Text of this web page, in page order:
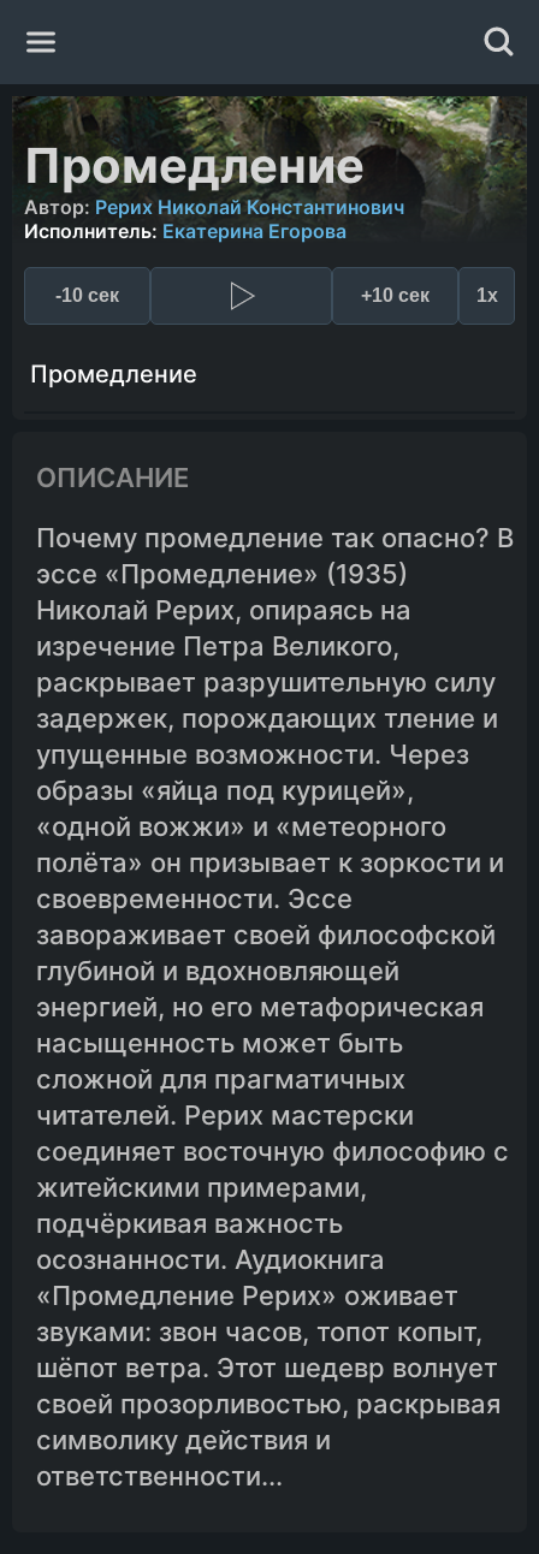
Главная
Жанры
Авторы
Исполнители
Промедление
Автор: Рерих Николай Константинович
Исполнитель: Екатерина Егорова
-10 сек +10 сек 1x
Промедление
ОПИСАНИЕ
Почему промедление так опасно? В
эссе «Промедление» (1935)
Николай Рерих, опираясь на
изречение Петра Великого,
раскрывает разрушительную силу
задержек, порождающих тление и
упущенные возможности. Через
образы «яйца под курицей»,
«одной вожжи» и «метеорного
полёта» он призывает к зоркости и
своевременности. Эссе
завораживает своей философской
глубиной и вдохновляющей
энергией, но его метафорическая
насыщенность может быть
сложной для прагматичных
читателей. Рерих мастерски
соединяет восточную философию с
житейскими примерами,
подчёркивая важность
осознанности. Аудиокнига
«Промедление Рерих» оживает
звуками: звон часов, топот копыт,
шёпот ветра. Этот шедевр волнует
своей прозорливостью, раскрывая
символику действия и
ответственности...